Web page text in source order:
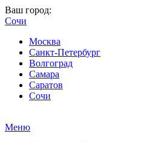
Ваш город:
Сочи
Москва
Санкт-Петербург
Волгоград
Самара
Саратов
Сочи
Меню